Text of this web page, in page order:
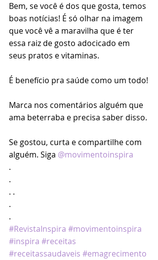
Bem, se você é dos que gosta, temos
boas notícias! É só olhar na imagem
que você vê a maravilha que é ter
essa raiz de gosto adocicado em
seus pratos e vitaminas.
É benefício pra saúde como um todo!
Marca nos comentários alguém que
ama beterraba e precisa saber disso.
Se gostou, curta e compartilhe com
alguém. Siga @movimentoinspira
.
.
. .
.
.
#RevistaInspira #movimentoinspira
#inspira #receitas
#receitassaudaveis #emagrecimento